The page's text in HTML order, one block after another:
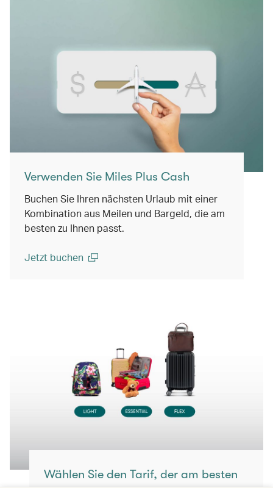
Verwenden Sie Miles Plus Cash
Buchen Sie Ihren nächsten Urlaub mit einer
Kombination aus Meilen und Bargeld, die am
besten zu Ihnen passt.
Jetzt buchen
Wählen Sie den Tarif, der am besten